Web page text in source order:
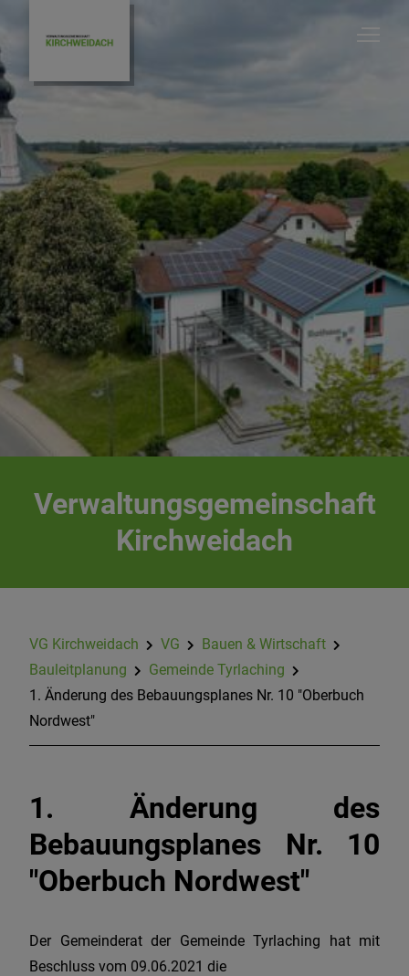
Bauleitplanung
Gemeinde Feichten
Gemeinde Halsbach
Gemeinde Kirchweidach
Gemeinde Tyrlaching
Landesportal Bauleitplanung in Bayern
Informationen zur Bauleitplanung "Erneuerbare
Verwaltungsgemeinschaft
Kirchweidach
VG Kirchweidach VG
Bauen & Wirtschaft
Bauleitplanung
Gemeinde Tyrlaching
1. Änderung des Bebauungsplanes Nr. 10 "Oberbuch
Nordwest"
1. Änderung des
Bebauungsplanes Nr. 10
"Oberbuch Nordwest"
Der Gemeinderat der Gemeinde Tyrlaching hat mit
Beschluss vom 09.06.2021 die